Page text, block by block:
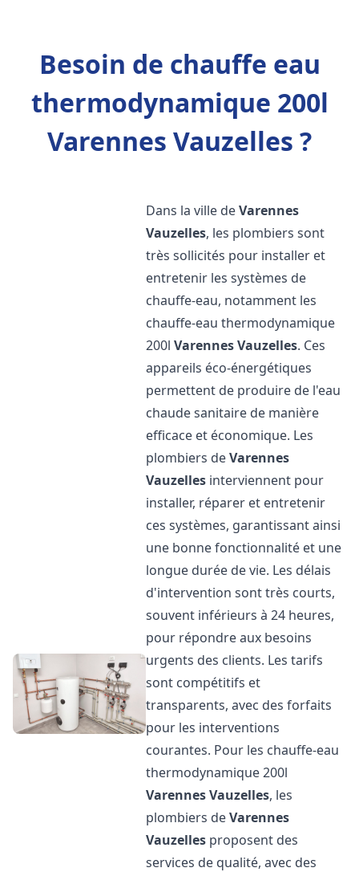
Besoin de chauffe eau
thermodynamique 200l
Varennes Vauzelles ?
Dans la ville deVarennes
Vauzelles, les plombiers sont
très sollicités pour installer et
entretenir les systèmes de
chauffe-eau, notamment les
chauffe-eau thermodynamique
200lVarennes Vauzelles. Ces
appareils éco-énergétiques
permettent de produire de l'eau
chaude sanitaire de manière
efficace et économique. Les
plombiers deVarennes
Vauzelles interviennent pour
installer, réparer et entretenir
ces systèmes, garantissant ainsi
une bonne fonctionnalité et une
longue durée de vie. Les délais
d'intervention sont très courts,
souvent inférieurs à 24 heures,
pour répondre aux besoins
urgents des clients. Les tarifs
sont compétitifs et
transparents, avec des forfaits
pour les interventions
courantes. Pour les chauffe-eau
thermodynamique 200l
Varennes Vauzelles, les
plombiers deVarennes
Vauzelles proposent des
services de qualité, avec des